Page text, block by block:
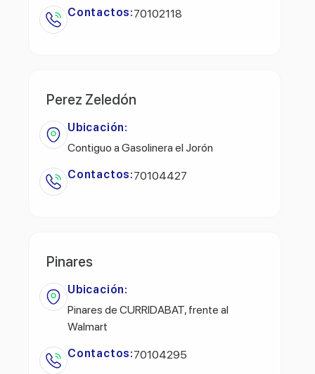
Contactos:70102118
Perez Zeledón
Ubicación:
Contiguo a Gasolinera el Jorón
Contactos:70104427
Pinares
Ubicación:
Pinares de CURRIDABAT, frente al
Walmart
Contactos:70104295